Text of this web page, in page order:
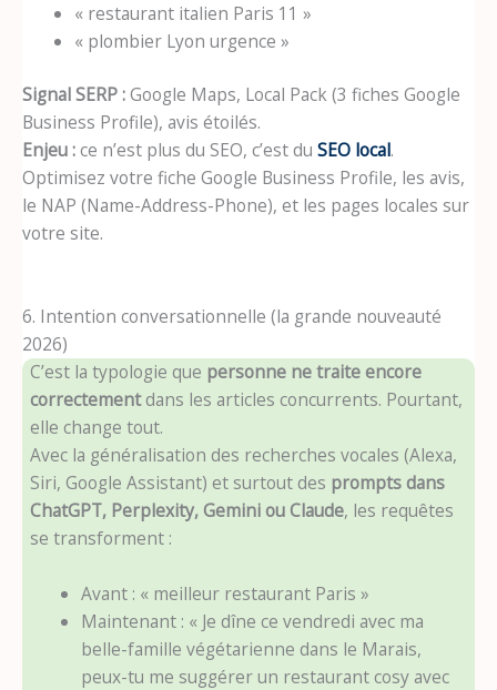
« restaurant italien Paris 11 »
« plombier Lyon urgence »
Signal SERP :Google Maps, Local Pack (3 fiches Google
Business Profile), avis étoilés.
Enjeu :ce n’est plus du SEO, c’est du SEO local.
Optimisez votre fiche Google Business Profile, les avis,
le NAP (Name-Address-Phone), et les pages locales sur
votre site.
6. Intention conversationnelle (la grande nouveauté
2026)
C’est la typologie que personne ne traite encore
correctementdans les articles concurrents. Pourtant,
elle change tout.
Avec la généralisation des recherches vocales (Alexa,
Siri, Google Assistant) et surtout des prompts dans
ChatGPT, Perplexity, Gemini ou Claude, les requêtes
se transforment :
Avant : « meilleur restaurant Paris »
Maintenant : « Je dîne ce vendredi avec ma
belle-famille végétarienne dans le Marais,
peux-tu me suggérer un restaurant cosy avec